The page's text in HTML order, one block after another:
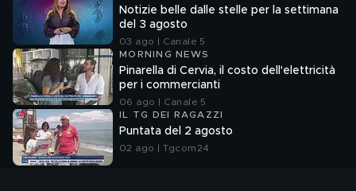
Notizie belle dalle stelle per la settimana
del 3 agosto
03 ago | Canale 5
MORNING NEWS
Pinarella di Cervia, il costo dell'elettricità
per i commercianti
06 ago | Canale 5
IL TG DEI RAGAZZI
Puntata del 2 agosto
02 ago | Tgcom24